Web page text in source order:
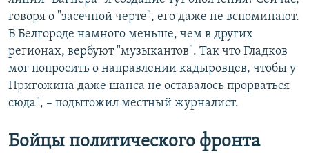
говоря о "засечной черте", его даже не вспоминают.
В Белгороде намного меньше, чем в других
регионах, вербуют "музыкантов". Так что Гладков
мог попросить о направлении кадыровцев, чтобы у
Пригожина даже шанса не оставалось прорваться
сюда", – подытожил местный журналист.
Бойцы политического фронта